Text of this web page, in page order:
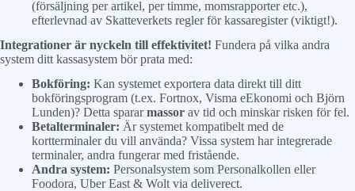
(försäljning per artikel, per timme, momsrapporter etc.),
efterlevnad av Skatteverkets regler för kassaregister (viktigt!).
Integrationer är nyckeln till effektivitet! Fundera på vilka andra
system ditt kassasystem bör prata med:
Bokföring: Kan systemet exportera data direkt till ditt
bokföringsprogram (t.ex. Fortnox, Visma eEkonomi och Björn
Lunden)? Detta spararmassor av tid och minskar risken för fel.
Betalterminaler: Är systemet kompatibelt med de
kortterminaler du vill använda? Vissa system har integrerade
terminaler, andra fungerar med fristående.
Andra system: Personalsystem som Personalkollen eller
Foodora, Uber East & Wolt via deliverect.